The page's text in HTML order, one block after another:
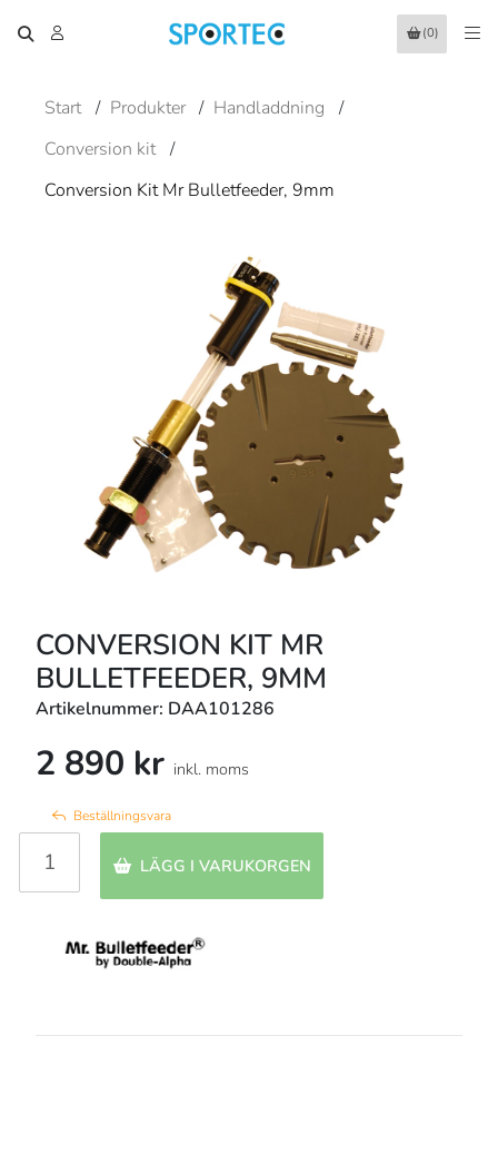
(0)
Start / Produkter / Handladdning
/
Conversion kit /
Conversion Kit Mr Bulletfeeder, 9mm
CONVERSION KIT MR
BULLETFEEDER, 9MM
Artikelnummer: DAA101286
2 890 kr inkl. moms
Beställningsvara
LÄGG I VARUKORGEN